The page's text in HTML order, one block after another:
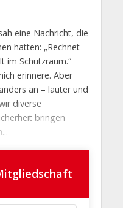
eine Nachricht, die
hatten: „Rechnet
im Schutzraum.“
erinnere. Aber
an – lauter und
diverse
bringen